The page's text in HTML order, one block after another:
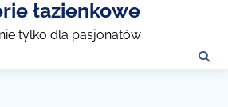
łazienkowe
tylko dla pasjonatów